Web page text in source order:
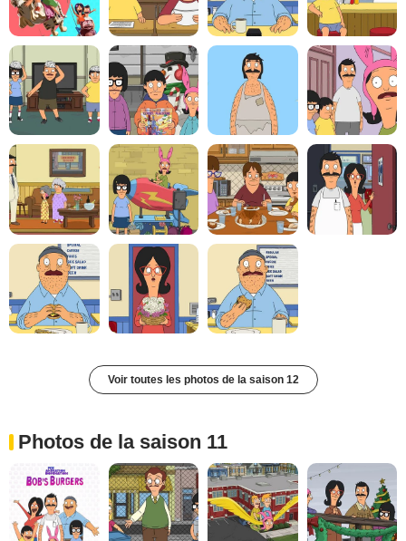
Voir toutes les photos de la saison 12
Photos de la saison 11